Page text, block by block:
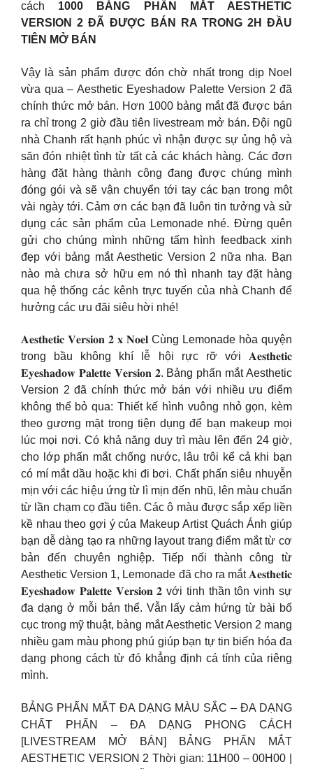
cách 1000 BẢNG PHẤN MẮT AESTHETIC
VERSION 2 ĐÃ ĐƯỢC BÁN RA TRONG 2H ĐẦU
TIÊN MỞ BÁN
Vậy là sản phẩm được đón chờ nhất trong dịp Noel
vừa qua – Aesthetic Eyeshadow Palette Version 2 đã
chính thức mở bán. Hơn 1000 bảng mắt đã được bán
ra chỉ trong 2 giờ đầu tiên livestream mở bán. Đội ngũ
nhà Chanh rất hạnh phúc vì nhận được sự ủng hộ và
săn đón nhiệt tình từ tất cả các khách hàng. Các đơn
hàng đặt hàng thành công đang được chúng mình
đóng gói và sẽ vận chuyển tới tay các bạn trong một
vài ngày tới. Cảm ơn các bạn đã luôn tin tưởng và sử
dụng các sản phẩm của Lemonade nhé. Đừng quên
gửi cho chúng mình những tấm hình feedback xinh
đẹp với bảng mắt Aesthetic Version 2 nữa nha. Bạn
nào mà chưa sở hữu em nó thì nhanh tay đặt hàng
qua hệ thống các kênh trực tuyến của nhà Chanh để
hưởng các ưu đãi siêu hời nhé!
𝐀𝐞𝐬𝐭𝐡𝐞𝐭𝐢𝐜 𝐕𝐞𝐫𝐬𝐢𝐨𝐧 𝟐 𝐱 𝐍𝐨𝐞𝐥 Cùng Lemonade hòa quyện
trong bầu không khí lễ hội rực rỡ với 𝐀𝐞𝐬𝐭𝐡𝐞𝐭𝐢𝐜
𝐄𝐲𝐞𝐬𝐡𝐚𝐝𝐨𝐰 𝐏𝐚𝐥𝐞𝐭𝐭𝐞 𝐕𝐞𝐫𝐬𝐢𝐨𝐧 𝟐. Bảng phấn mắt Aesthetic
Version 2 đã chính thức mở bán với nhiều ưu điểm
không thể bỏ qua: Thiết kế hình vuông nhỏ gọn, kèm
theo gương mặt trong tiện dụng để bạn makeup mọi
lúc mọi nơi. Có khả năng duy trì màu lên đến 24 giờ,
cho lớp phấn mắt chống nước, lâu trôi kể cả khi bạn
có mí mắt dầu hoặc khi đi bơi. Chất phấn siêu nhuyễn
mịn với các hiệu ứng từ lì mịn đến nhũ, lên màu chuẩn
từ lần chạm cọ đầu tiên. Các ô màu được sắp xếp liền
kề nhau theo gợi ý của Makeup Artist Quách Ánh giúp
bạn dễ dàng tạo ra những layout trang điểm mắt từ cơ
bản đến chuyên nghiệp. Tiếp nối thành công từ
Aesthetic Version 1, Lemonade đã cho ra mắt 𝐀𝐞𝐬𝐭𝐡𝐞𝐭𝐢𝐜
𝐄𝐲𝐞𝐬𝐡𝐚𝐝𝐨𝐰 𝐏𝐚𝐥𝐞𝐭𝐭𝐞 𝐕𝐞𝐫𝐬𝐢𝐨𝐧 𝟐 với tinh thần tôn vinh sự
đa dạng ở mỗi bản thể. Vẫn lấy cảm hứng từ bài bố
cục trong mỹ thuật, bảng mắt Aesthetic Version 2 mang
nhiều gam màu phong phú giúp bạn tự tin biến hóa đa
dạng phong cách từ đó khẳng định cá tính của riêng
mình.
BẢNG PHẤN MẮT ĐA DẠNG MÀU SẮC – ĐA DẠNG
CHẤT PHẤN – ĐA DẠNG PHONG CÁCH
[LIVESTREAM MỞ BÁN] BẢNG PHẤN MẮT
AESTHETIC VERSION 2 Thời gian: 11H00 – 00H00 |